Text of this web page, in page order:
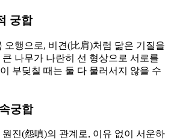
궁합
오행으로, 비견(比肩)처럼 닮은 기질을
나무가 나란히 선 형상으로 서로를
부딪칠 때는 둘 다 물러서지 않을 수
궁합
진(怨嗔)의 관계로, 이유 없이 서운하